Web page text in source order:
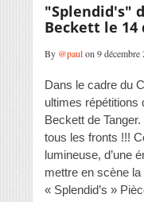
"Splendid's"
Beckett le 14
By @paulon 9 décembre
Dans le cadre du
ultimes répétitions
Beckett de
tous les fronts !!!
lumineuse, d’une
mettre en scène
« Splendid’s »